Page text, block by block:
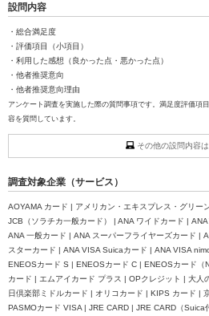
設問内容
・総合満足度
・評価項目（小項目）
・利用した感想（良かった点・悪かった点）
・他者推奨意向
・他者推奨意向理由
アンケート調査を実施した際の質問事項です。満足度評価項
容を質問しています。
その他の設問内容
調査対象企業（サービス）
AOYAMA カード | アメリカン・エキスプレス・グリー
JCB（ソラチカ一般カード） | ANA ワイドカード |
ANA 一般カード | ANA スーパーフライヤーズカード |
スターカード | ANA VISA Suicaカード | ANA VISA
ENEOSカード S | ENEOSカード C | ENEOSカード（
カード | エムアイカード プラス | OPクレジット | 大人
日倶楽部ミドルカード | オリコカード | KIPS カード |
PASMOカード VISA | JRE CARD | JRE CARD（